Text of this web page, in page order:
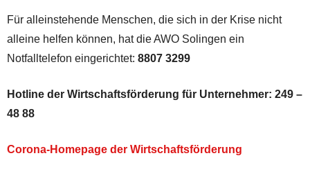
Für alleinstehende Menschen, die sich in der Krise nicht
alleine helfen können, hat die AWO Solingen ein
Notfalltelefon eingerichtet: 8807 3299
Hotline der Wirtschaftsförderung für Unternehmer: 249 –
48 88
Corona-Homepage der Wirtschaftsförderung